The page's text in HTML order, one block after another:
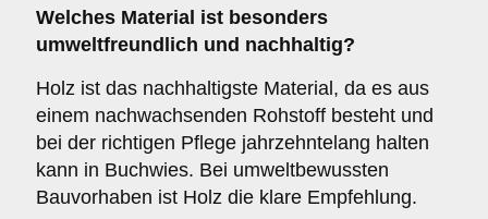
Welches Material ist besonders
umweltfreundlich und nachhaltig?
Holz ist das nachhaltigste Material, da es aus
einem nachwachsenden Rohstoff besteht und
bei der richtigen Pflege jahrzehntelang halten
kann in Buchwies. Bei umweltbewussten
Bauvorhaben ist Holz die klare Empfehlung.